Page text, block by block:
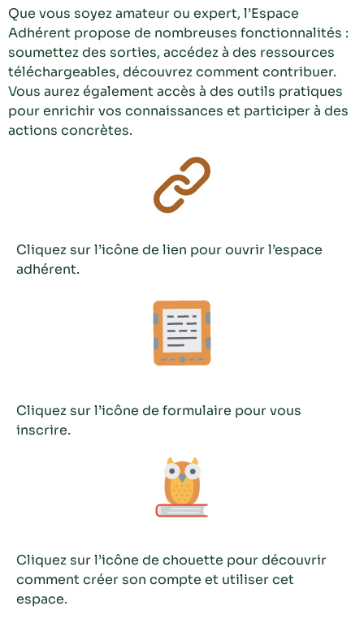
Que vous soyez amateur ou expert, l’Espace
Adhérent propose de nombreuses fonctionnalités :
soumettez des sorties, accédez à des ressources
téléchargeables, découvrez comment contribuer.
Vous aurez également accès à des outils pratiques
pour enrichir vos connaissances et participer à des
actions concrètes.
Cliquez sur l’icône de lien pour ouvrir l’espace
adhérent.
Cliquez sur l’icône de formulaire pour vous
inscrire.
Cliquez sur l’icône de chouette pour découvrir
comment créer son compte et utiliser cet
espace.